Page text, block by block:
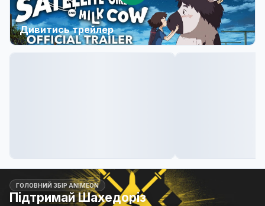
Дивитись трейлер
ГОЛОВНИЙ ЗБІР ANIMEON
Підтримай Шахедоріз